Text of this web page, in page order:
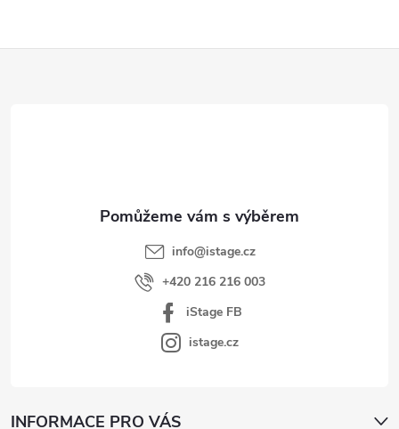
info@istage.cz
+420 216 216 003
iStage FB
istage.cz
INFORMACE PRO VÁS